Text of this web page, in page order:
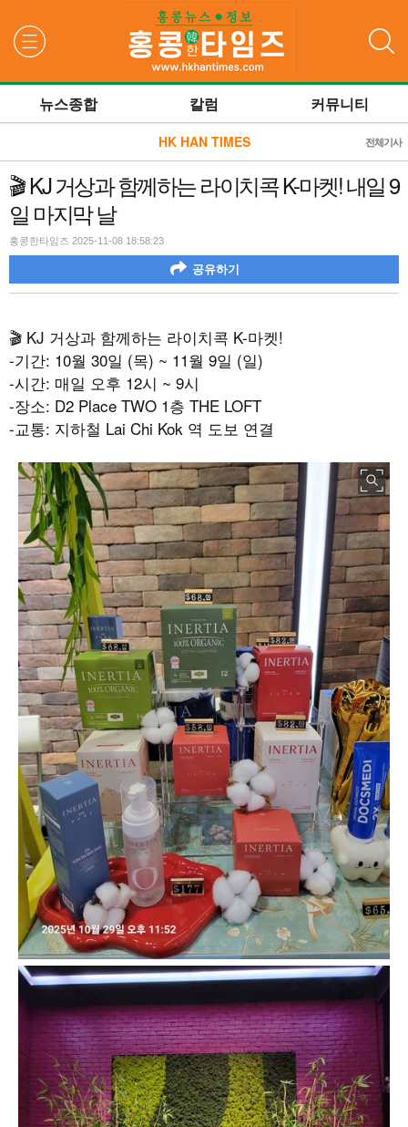
뉴스종합 칼럼 커뮤니티
HK HAN TIMES 전체기사
🎬 KJ 거상과 함께하는 라이치콕 K-마켓! 내일 9
일 마지막 날
홍콩한타임즈 2025-11-08 18:58:23
공유하기
🎬 KJ 거상과 함께하는 라이치콕 K-마켓!
-기간: 10월 30일 (목) ~ 11월 9일 (일)
-시간: 매일 오후 12시 ~ 9시
-장소: D2 Place TWO 1층 THE LOFT
-교통: 지하철 Lai Chi Kok 역 도보 연결